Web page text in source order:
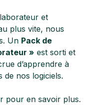
et
plus vite, nous
Un Pack de
» est sorti et
d’apprendre à
de nos logiciels.
pour en savoir plus.